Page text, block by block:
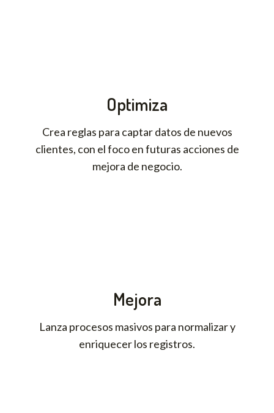
Optimiza
Crea reglas para captar datos de nuevos
clientes, con el foco en futuras acciones de
mejora de negocio.
Mejora
Lanza procesos masivos para normalizar y
enriquecer los registros.